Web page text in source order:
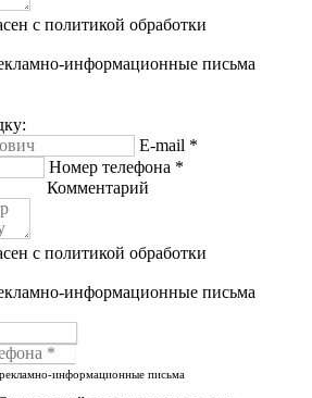
с политикой обработки
информационные письма
E-mail *
Номер телефона *
Комментарий
с политикой обработки
информационные письма
информационные письма